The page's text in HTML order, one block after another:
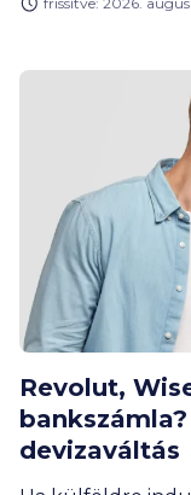
Revolut,
devizaváltás